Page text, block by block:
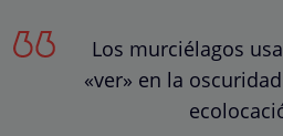
Los murciélagos
«ver» en la